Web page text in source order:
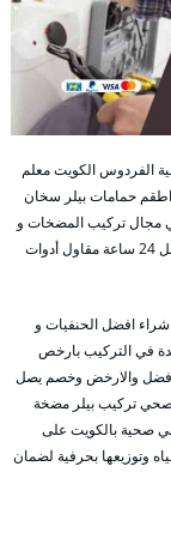
الكويت معلم
حمامات بيلر سخان
مجال تركيب المضخات و
السخانات و الفلاتر و غيرها من خدمات السباكة رقم هاتفنا يعمل 24 ساعة مقاول أدوات
شراء افضل الحنفيات و
في التركيب بارخص
الفردوس الافضل والارخض وخصم يصل
تركيب بيلر مضخة
صحية بالكويت على
وتوزيعها بحرفية لضمان